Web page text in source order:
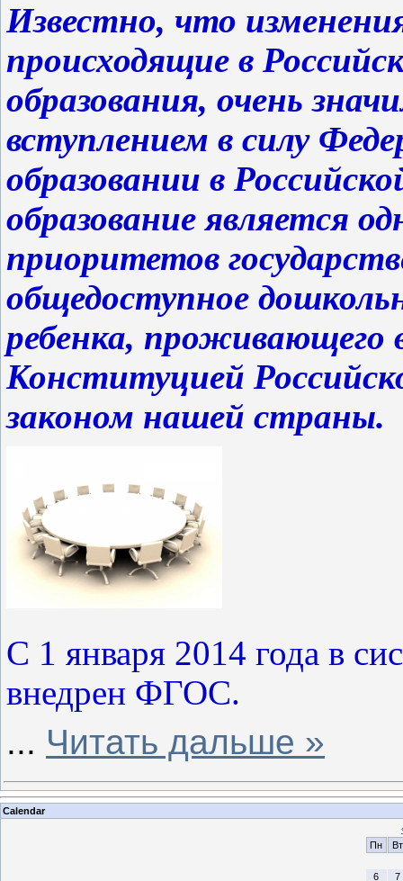
Известно, что
происходящие в
образования, очень
вступлением в силу
образовании в
образование является
приоритетов
общедоступное
ребенка, проживающего
Конституцией
законом нашей страны.
С 1 января 2014 года в
внедрен ФГОС.
... Читать дальше »
Calendar
Пн
Вт
6 7